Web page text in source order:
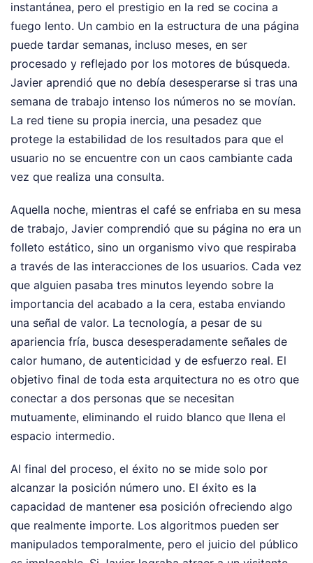
instantánea, pero el prestigio en la red se cocina a
fuego lento. Un cambio en la estructura de una página
puede tardar semanas, incluso meses, en ser
procesado y reflejado por los motores de búsqueda.
Javier aprendió que no debía desesperarse si tras una
semana de trabajo intenso los números no se movían.
La red tiene su propia inercia, una pesadez que
protege la estabilidad de los resultados para que el
usuario no se encuentre con un caos cambiante cada
vez que realiza una consulta.
Aquella noche, mientras el café se enfriaba en su mesa
de trabajo, Javier comprendió que su página no era un
folleto estático, sino un organismo vivo que respiraba
a través de las interacciones de los usuarios. Cada vez
que alguien pasaba tres minutos leyendo sobre la
importancia del acabado a la cera, estaba enviando
una señal de valor. La tecnología, a pesar de su
apariencia fría, busca desesperadamente señales de
calor humano, de autenticidad y de esfuerzo real. El
objetivo final de toda esta arquitectura no es otro que
conectar a dos personas que se necesitan
mutuamente, eliminando el ruido blanco que llena el
espacio intermedio.
Al final del proceso, el éxito no se mide solo por
alcanzar la posición número uno. El éxito es la
capacidad de mantener esa posición ofreciendo algo
que realmente importe. Los algoritmos pueden ser
manipulados temporalmente, pero el juicio del público